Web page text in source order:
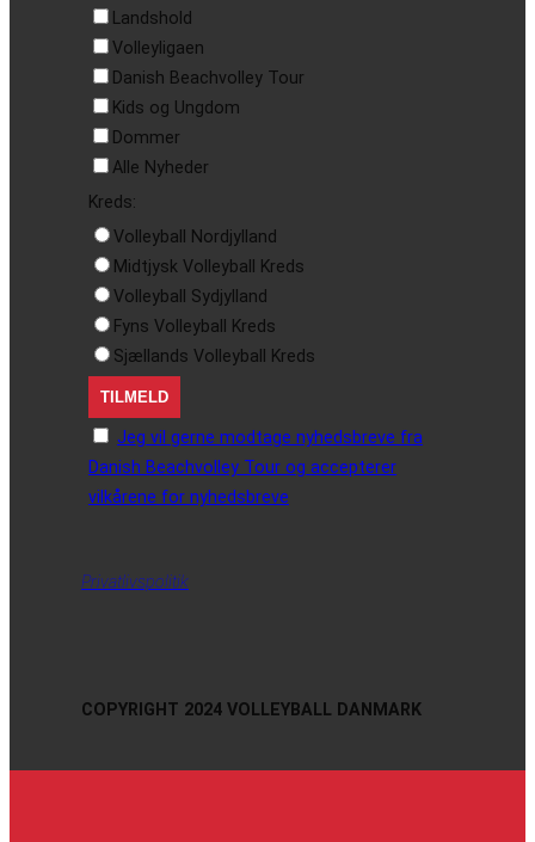
Landshold
Volleyligaen
Danish Beachvolley Tour
Kids og Ungdom
Dommer
Alle Nyheder
Kreds:
Volleyball Nordjylland
Midtjysk Volleyball Kreds
Volleyball Sydjylland
Fyns Volleyball Kreds
Sjællands Volleyball Kreds
Jeg vil gerne modtage nyhedsbreve fra
Danish Beachvolley Tour og accepterer
vilkårene for nyhedsbreve
Privatlivspolitik
COPYRIGHT 2024 VOLLEYBALL DANMARK